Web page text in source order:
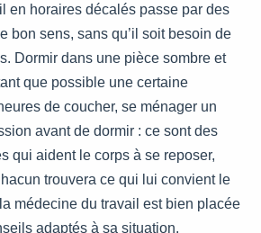
en horaires décalés passe par des
bon sens, sans qu’il soit besoin de
Dormir dans une pièce sombre et
que possible une certaine
de coucher, se ménager un
avant de dormir : ce sont des
qui aident le corps à se reposer,
trouvera ce qui lui convient le
médecine du travail est bien placée
adaptés à sa situation.